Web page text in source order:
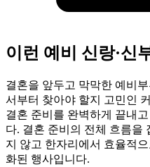
이런 예비 신랑·신
결혼을 앞두고 막막한 예비
서부터 찾아야 할지 고민인
결혼 준비를 완벽하게 끝내
다. 결혼 준비의 전체 흐름을
지 않고 한자리에서 효율적
화된 행사입니다.